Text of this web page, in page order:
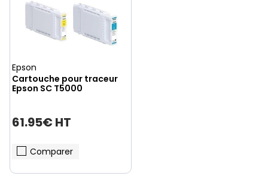
Epson
Cartouche pour traceur
Epson SC T5000
61.95€ HT
Comparer